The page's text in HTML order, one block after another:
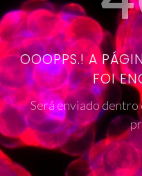
OOOPPS.! A
FOI
Será enviado dentro